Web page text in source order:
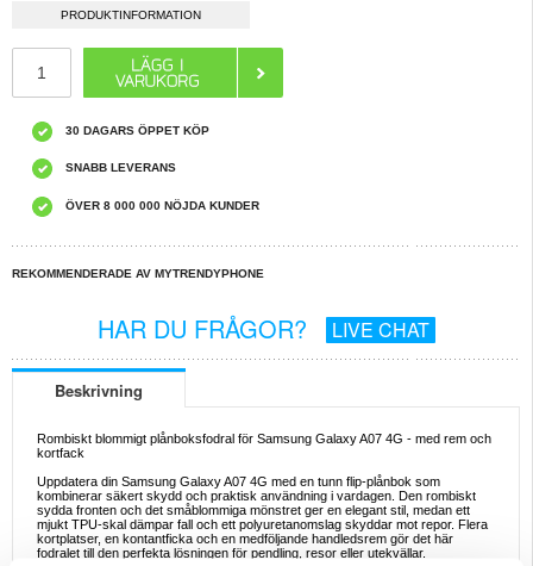
PRODUKTINFORMATION
30 DAGARS ÖPPET KÖP
SNABB LEVERANS
ÖVER 8 000 000 NÖJDA KUNDER
REKOMMENDERADE AV MYTRENDYPHONE
HAR DU FRÅGOR? LIVE CHAT
Beskrivning
Rombiskt blommigt plånboksfodral för Samsung Galaxy A07 4G - med rem och
kortfack
Uppdatera din Samsung Galaxy A07 4G med en tunn flip-plånbok som
kombinerar säkert skydd och praktisk användning i vardagen. Den rombiskt
sydda fronten och det småblommiga mönstret ger en elegant stil, medan ett
mjukt TPU-skal dämpar fall och ett polyuretanomslag skyddar mot repor. Flera
kortplatser, en kontantficka och en medföljande handledsrem gör det här
fodralet till den perfekta lösningen för pendling, resor eller utekvällar.